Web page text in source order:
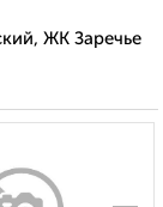
ЖК Заречье